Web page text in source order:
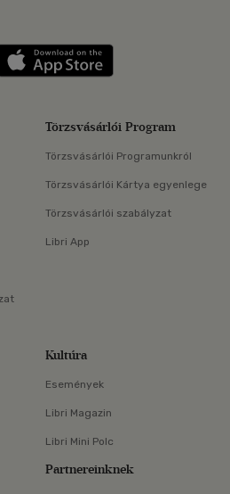
ona LinkedInen
applikáció Szerezd meg: Google
Törzsvásárlói Program
Törzsvásárlói Programunkról
Törzsvásárlói Kártya egyenlege
Törzsvásárlói szabályzat
Libri App
Kultúra
Események
Libri Magazin
Libri Mini Polc
Partnereinknek